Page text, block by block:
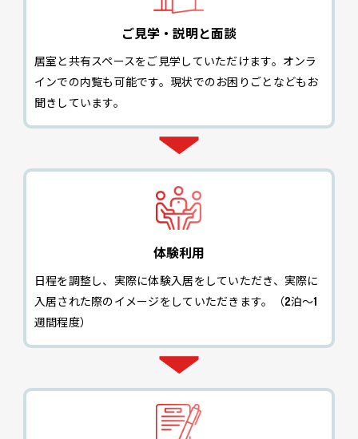
ご見学・説明と面談
居室と共有スペースをご見学していただけます。オンラ
インでの内覧も可能です。現状でのお困りごとなどもお
聞きしています。
体験利用
日程を調整し、実際に体験入居をしていただき、実際に
入居された際のイメージをしていただきます。（2泊～1
週間程度）